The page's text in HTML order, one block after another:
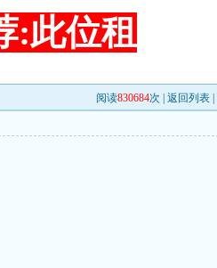
:此位租
阅读830684次 | 返回列表